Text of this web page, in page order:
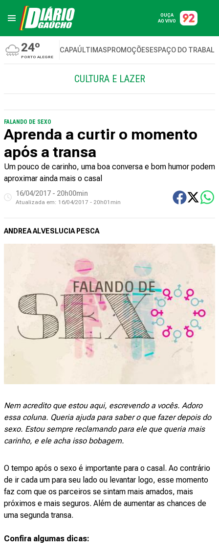
OUÇA
AO VIVO
24º
PORTO ALEGRE
CAPAÚLTIMASPROMOÇÕESESPAÇO DO
CULTURA E LAZER
FALANDO DE SEXO
Aprenda a curtir o momento
após a transa
Um pouco de carinho, uma boa conversa e bom humor podem
aproximar ainda mais o casal
16/04/2017 - 20h00min
Atualizada em: 16/04/2017 - 20h01min
ANDREA ALVES LUCIA PESCA
Nem acredito que estou aqui, escrevendo a vocês. Adoro
essa coluna. Queria ajuda para saber o que fazer depois do
sexo. Estou sempre reclamando para ele que queria mais
carinho, e ele acha isso bobagem.
O tempo após o sexo é importante para o casal. Ao contrário
de ir cada um para seu lado ou levantar logo, esse momento
faz com que os parceiros se sintam mais amados, mais
próximos e mais seguros. Além de aumentar as chances de
uma segunda transa.
Confira algumas dicas: